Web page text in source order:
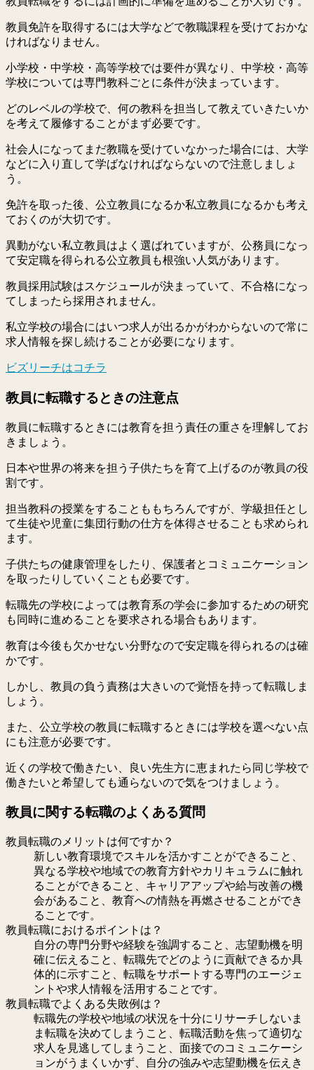
教員免許を取得するには大学などで教職課程を受けておかな
ければなりません。
小学校・中学校・高等学校では要件が異なり、中学校・高等
学校については専門教科ごとに条件が決まっています。
どのレベルの学校で、何の教科を担当して教えていきたいか
を考えて履修することがまず必要です。
社会人になってまだ教職を受けていなかった場合には、大学
などに入り直して学ばなければならないので注意しましょ
う。
免許を取った後、公立教員になるか私立教員になるかも考え
ておくのが大切です。
異動がない私立教員はよく選ばれていますが、公務員になっ
て安定職を得られる公立教員も根強い人気があります。
教員採用試験はスケジュールが決まっていて、不合格になっ
てしまったら採用されません。
私立学校の場合にはいつ求人が出るかがわからないので常に
求人情報を探し続けることが必要になります。
ビズリーチはコチラ
教員に転職するときの注意点
教員に転職するときには教育を担う責任の重さを理解してお
きましょう。
日本や世界の将来を担う子供たちを育て上げるのが教員の役
割です。
担当教科の授業をすることももちろんですが、学級担任とし
て生徒や児童に集団行動の仕方を体得させることも求められ
ます。
子供たちの健康管理をしたり、保護者とコミュニケーション
を取ったりしていくことも必要です。
転職先の学校によっては教育系の学会に参加するための研究
も同時に進めることを要求される場合もあります。
教育は今後も欠かせない分野なので安定職を得られるのは確
かです。
しかし、教員の負う責務は大きいので覚悟を持って転職しま
しょう。
また、公立学校の教員に転職するときには学校を選べない点
にも注意が必要です。
近くの学校で働きたい、良い先生方に恵まれたら同じ学校で
働きたいと希望しても通らないので気をつけましょう。
教員に関する転職のよくある質問
教員転職のメリットは何ですか？
新しい教育環境でスキルを活かすことができること、
異なる学校や地域での教育方針やカリキュラムに触れ
ることができること、キャリアアップや給与改善の機
会があること、教育への情熱を再燃させることができ
ることです。
教員転職におけるポイントは？
自分の専門分野や経験を強調すること、志望動機を明
確に伝えること、転職先でどのように貢献できるか具
体的に示すこと、転職をサポートする専門のエージェ
ントや求人情報を活用することです。
教員転職でよくある失敗例は？
転職先の学校や地域の状況を十分にリサーチしないま
ま転職を決めてしまうこと、転職活動を焦って適切な
求人を見逃してしまうこと、面接でのコミュニケーシ
ョンがうまくいかず、自分の強みや志望動機を伝えき